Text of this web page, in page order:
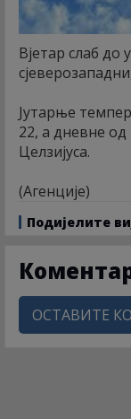
Вјетар слаб до
Јутарње
22, а дневне од
Целзијуса.
(Агенције)
Подијелите
ОСТАВИТЕ